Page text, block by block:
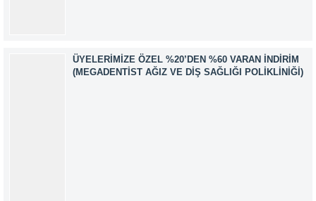
ÜYELERIMIZE ÖZEL %20’DEN %60 VARAN İNDIRIM
(MEGADENTIST AĞIZ VE DIŞ SAĞLIĞI POLIKLINIĞI)